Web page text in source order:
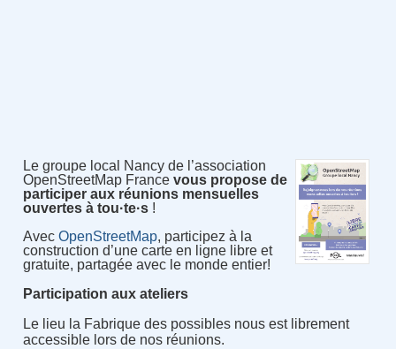
Le groupe local Nancy de l’association
OpenStreetMap France vous propose de
participer aux réunions mensuelles
ouvertes à tou·te·s!
Avec OpenStreetMap, participez à la
construction d’une carte en ligne libre et
gratuite, partagée avec le monde entier!
Participation aux ateliers
Le lieu la Fabrique des possibles nous est librement
accessible lors de nos réunions.